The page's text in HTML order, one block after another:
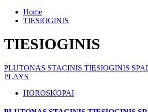
Home
TIESIOGINIS
TIESIOGINIS
PLUTONAS STACINIS TIESIOGINIS
PLAYS
HOROSKOPAI